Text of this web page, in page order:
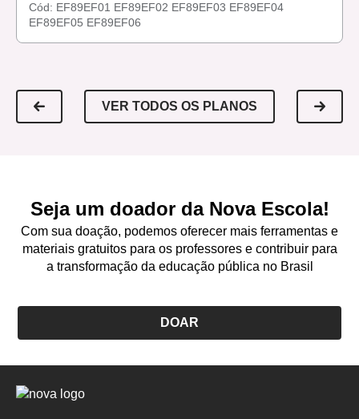
Cód: EF89EF01 EF89EF02 EF89EF03 EF89EF04
EF89EF05 EF89EF06
VER TODOS OS PLANOS
Seja um doador da Nova Escola!
Com sua doação, podemos oferecer mais ferramentas e
materiais gratuitos para os professores e contribuir para
a transformação da educação pública no Brasil
DOAR
Logo